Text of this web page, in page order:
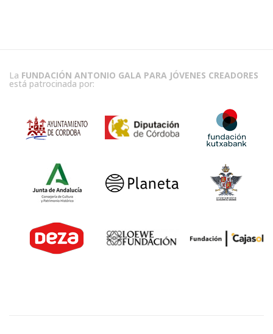
La FUNDACIÓN ANTONIO GALA PARA JÓVENES CREADORES
está patrocinada por: